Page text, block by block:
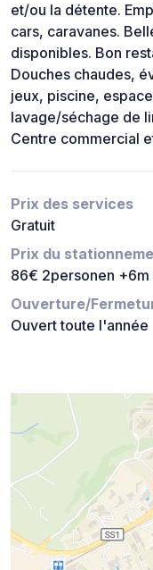
et/ou la détente.
cars, caravanes.
disponibles. Bon
Douches chaudes,
jeux, piscine,
lavage/séchage de
Centre commercial
Prix des services
Gratuit
Prix du
86€ 2personen
Ouverture/
Ouvert toute l'année